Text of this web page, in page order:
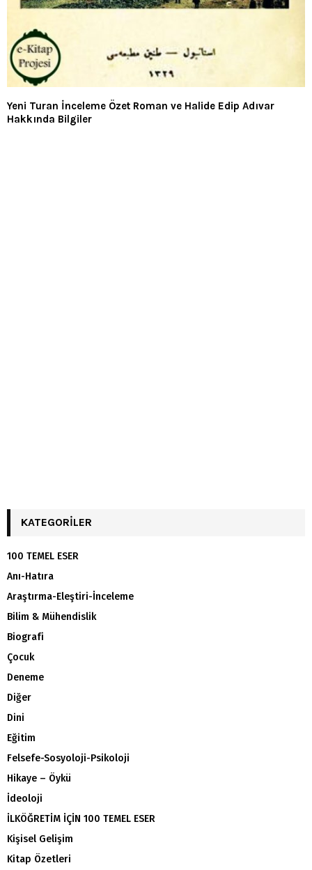
Yeni Turan İnceleme Özet Roman ve Halide Edip Adıvar
Hakkında Bilgiler
KATEGORILER
100 TEMEL ESER
Anı-Hatıra
Araştırma-Eleştiri-İnceleme
Bilim & Mühendislik
Biografi
Çocuk
Deneme
Diğer
Dini
Eğitim
Felsefe-Sosyoloji-Psikoloji
Hikaye – Öykü
İdeoloji
İLKÖĞRETİM İÇİN 100 TEMEL ESER
Kişisel Gelişim
Kitap Özetleri